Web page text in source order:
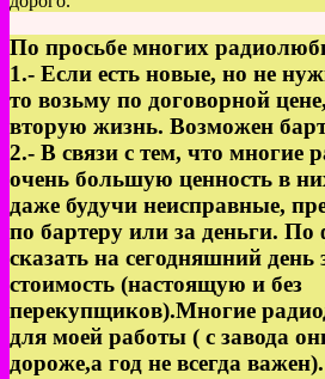
По просьбе многих
1.- Если есть новые, но не
то возьму по договорной
вторую жизнь. Возможен
2.- В связи с тем, что многие
очень большую ценность в
даже будучи неисправные,
по бартеру или за деньги. По
сказать на сегодняшний
стоимость (настоящую и без
перекупщиков).Многие
для моей работы ( с завода
дороже,а год не всегда важен).